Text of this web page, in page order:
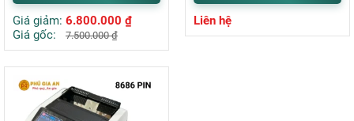
Giá giảm: 6.800.000 ₫
Giá gốc:
7.500.000₫
Liên hệ